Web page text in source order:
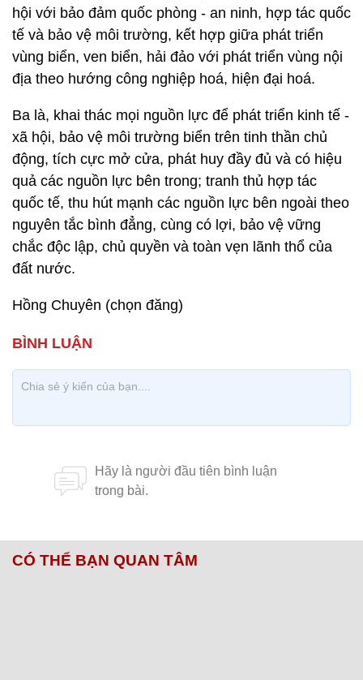
hội với bảo đảm quốc phòng - an ninh, hợp tác quốc
tế và bảo vệ môi trường, kết hợp giữa phát triển
vùng biển, ven biển, hải đảo với phát triển vùng nội
địa theo hướng công nghiệp hoá, hiện đại hoá.
Ba là, khai thác mọi nguồn lực để phát triển kinh tế -
xã hội, bảo vệ môi trường biển trên tinh thần chủ
động, tích cực mở cửa, phát huy đầy đủ và có hiệu
quả các nguồn lực bên trong; tranh thủ hợp tác
quốc tế, thu hút mạnh các nguồn lực bên ngoài theo
nguyên tắc bình đẳng, cùng có lợi, bảo vệ vững
chắc độc lập, chủ quyền và toàn vẹn lãnh thổ của
đất nước.
Hồng Chuyên (chọn đăng)
CÓ THỂ BẠN QUAN TÂM